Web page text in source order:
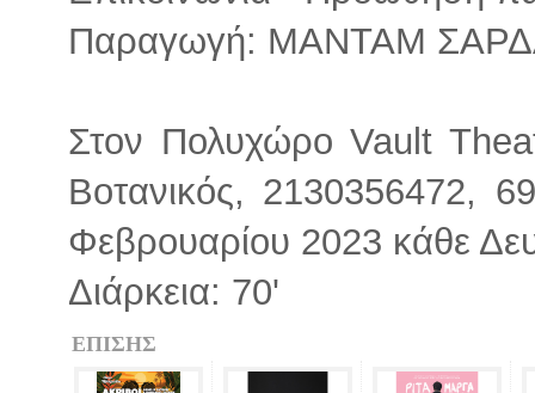
Παραγωγή: ΜΑΝΤΑΜ
Στον Πολυχώρο Vault
Βοτανικός, 2130356472,
Φεβρουαρίου 2023 κάθε
Διάρκεια: 70'
ΕΠΙΣΗΣ